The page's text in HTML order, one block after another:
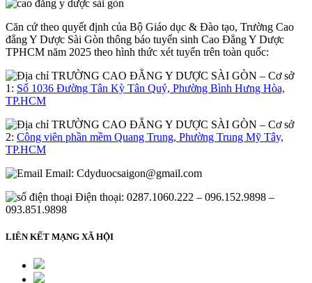
Căn cứ theo quyết định của Bộ Giáo dục & Đào tạo, Trường Cao
đẳng Y Dược Sài Gòn thông báo tuyển sinh Cao Đẳng Y Dược
TPHCM năm 2025 theo hình thức xét tuyển trên toàn quốc:
– Cơ sở
1: Số 1036 Đường Tân Kỳ Tân Quý, Phường Bình Hưng Hòa,
TP.HCM
– Cơ sở
2: Công viên phần mềm Quang Trung, Phường Trung Mỹ Tây,
TP.HCM
Email: Cdyduocsaigon@gmail.com
Điện thoại: 0287.1060.222 – 096.152.9898 –
093.851.9898
LIÊN KẾT MẠNG XÃ HỘI